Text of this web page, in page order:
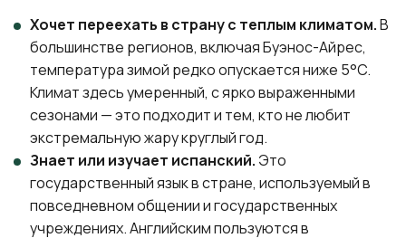
Хочет переехать в страну с теплым климатом.В
большинстве регионов, включая Буэнос-Айрес,
температура зимой редко опускается ниже 5°C.
Климат здесь умеренный, с ярко выраженными
сезонами — это подходит и тем, кто не любит
экстремальную жару круглый год.
Знает или изучает испанский. Это
государственный язык в стране, используемый в
повседневном общении и государственных
учреждениях. Английским пользуются в